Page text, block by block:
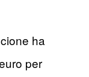
ha
per